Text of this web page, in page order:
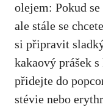
olejem: Pokud
ale stále se
si připravit
kakaový prášek
přidejte do
stévie ‍nebo